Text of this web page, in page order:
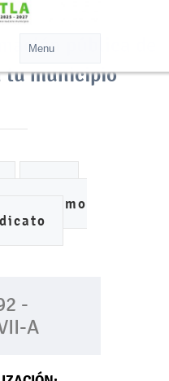
pública de
tu municipio
Organismo
-
A